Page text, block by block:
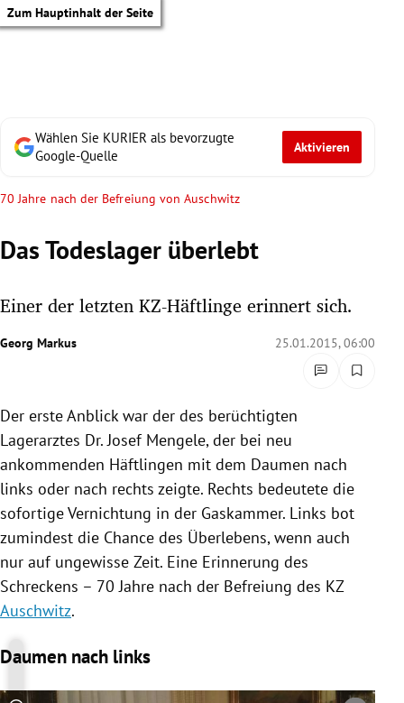
Zum Hauptinhalt der Seite
Untermenü
Untermenü
Untermenü
Untermenü
Untermenü
Untermenü
Wählen Sie KURIER als bevorzugte
Google-Quelle
Aktivieren
70 Jahre nach der Befreiung von Auschwitz
Das Todeslager überlebt
Einer der letzten KZ-Häftlinge erinnert sich.
Georg Markus 25.01.2015, 06:00
Der erste Anblick war der des berüchtigten
Lagerarztes Dr. Josef Mengele, der bei neu
ankommenden Häftlingen mit dem Daumen nach
links oder nach rechts zeigte. Rechts bedeutete die
sofortige Vernichtung in der Gaskammer. Links bot
zumindest die Chance des Überlebens, wenn auch
nur auf ungewisse Zeit. Eine Erinnerung des
Schreckens – 70 Jahre nach der Befreiung des KZ
Auschwitz.
Daumen nach links